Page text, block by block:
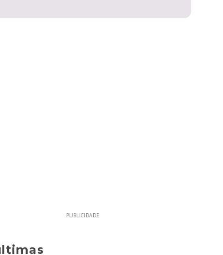
PUBLICIDADE